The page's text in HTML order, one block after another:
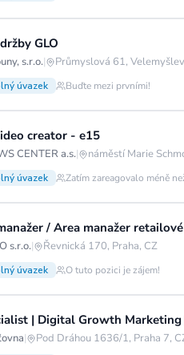
GLO
s.r.o.| Průmyslová 61,
úvazek Buďte mezi prvními!
creator - e15
CENTER a.s.| náměstí Marie
úvazek Zatím zareagovalo méně
/ Area manažer
s.r.o.| Řevnická 170, Praha, CZ
úvazek O tuto pozici je zájem!
| Digital Growth
| Pod Dráhou 1636/1, Praha 7,